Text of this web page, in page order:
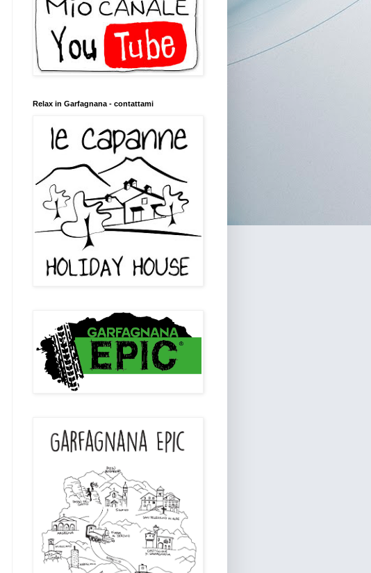
Relax in Garfagnana - contattami